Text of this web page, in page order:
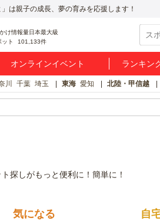
は親子の成長、夢の育みを応援します！
ット 101,133件
オンラインイベント ランキン
川 千葉 埼玉 東海 愛知 北陸・甲信越
気になる
自